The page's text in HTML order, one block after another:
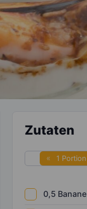
Zutaten
1 Portion
0,5 Banane